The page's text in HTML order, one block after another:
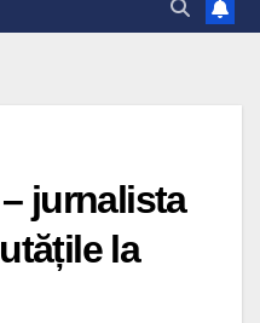
jurnalista
la